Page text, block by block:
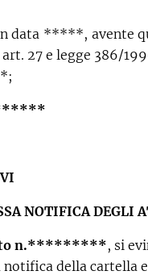
data *****, avente
27 e legge 386/
NOTIFICA DEGLI
n.*********, si
della